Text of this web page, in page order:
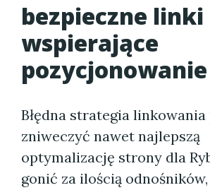
bezpieczne linki
wspierające
Błędna strategia
zniweczyć nawet najlepszą
optymalizację strony dla
gonić za ilością